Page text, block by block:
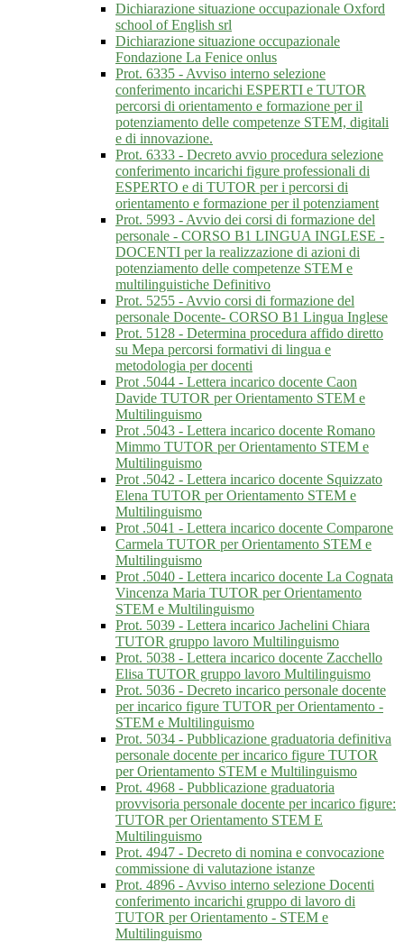
Dichiarazione situazione occupazionale Oxford
school of English srl
Dichiarazione situazione occupazionale
Fondazione La Fenice onlus
Prot. 6335 - Avviso interno selezione
conferimento incarichi ESPERTI e TUTOR
percorsi di orientamento e formazione per il
potenziamento delle competenze STEM, digitali
e di innovazione.
Prot. 6333 - Decreto avvio procedura selezione
conferimento incarichi figure professionali di
ESPERTO e di TUTOR per i percorsi di
orientamento e formazione per il potenziament
Prot. 5993 - Avvio dei corsi di formazione del
personale - CORSO B1 LINGUA INGLESE -
DOCENTI per la realizzazione di azioni di
potenziamento delle competenze STEM e
multilinguistiche Definitivo
Prot. 5255 - Avvio corsi di formazione del
personale Docente- CORSO B1 Lingua Inglese
Prot. 5128 - Determina procedura affido diretto
su Mepa percorsi formativi di lingua e
metodologia per docenti
Prot .5044 - Lettera incarico docente Caon
Davide TUTOR per Orientamento STEM e
Multilinguismo
Prot .5043 - Lettera incarico docente Romano
Mimmo TUTOR per Orientamento STEM e
Multilinguismo
Prot .5042 - Lettera incarico docente Squizzato
Elena TUTOR per Orientamento STEM e
Multilinguismo
Prot .5041 - Lettera incarico docente Comparone
Carmela TUTOR per Orientamento STEM e
Multilinguismo
Prot .5040 - Lettera incarico docente La Cognata
Vincenza Maria TUTOR per Orientamento
STEM e Multilinguismo
Prot. 5039 - Lettera incarico Jachelini Chiara
TUTOR gruppo lavoro Multilinguismo
Prot. 5038 - Lettera incarico docente Zacchello
Elisa TUTOR gruppo lavoro Multilinguismo
Prot. 5036 - Decreto incarico personale docente
per incarico figure TUTOR per Orientamento -
STEM e Multilinguismo
Prot. 5034 - Pubblicazione graduatoria definitiva
personale docente per incarico figure TUTOR
per Orientamento STEM e Multilinguismo
Prot. 4968 - Pubblicazione graduatoria
provvisoria personale docente per incarico figure:
TUTOR per Orientamento STEM E
Multilinguismo
Prot. 4947 - Decreto di nomina e convocazione
commissione di valutazione istanze
Prot. 4896 - Avviso interno selezione Docenti
conferimento incarichi gruppo di lavoro di
TUTOR per Orientamento - STEM e
Multilinguismo